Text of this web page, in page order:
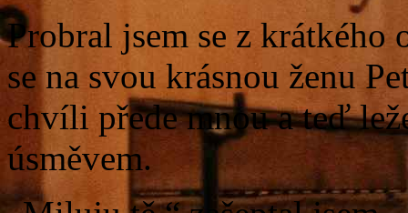
Probral jsem se z krátkého
se na svou krásnou ženu
chvíli přede mnou a teď
úsměvem.